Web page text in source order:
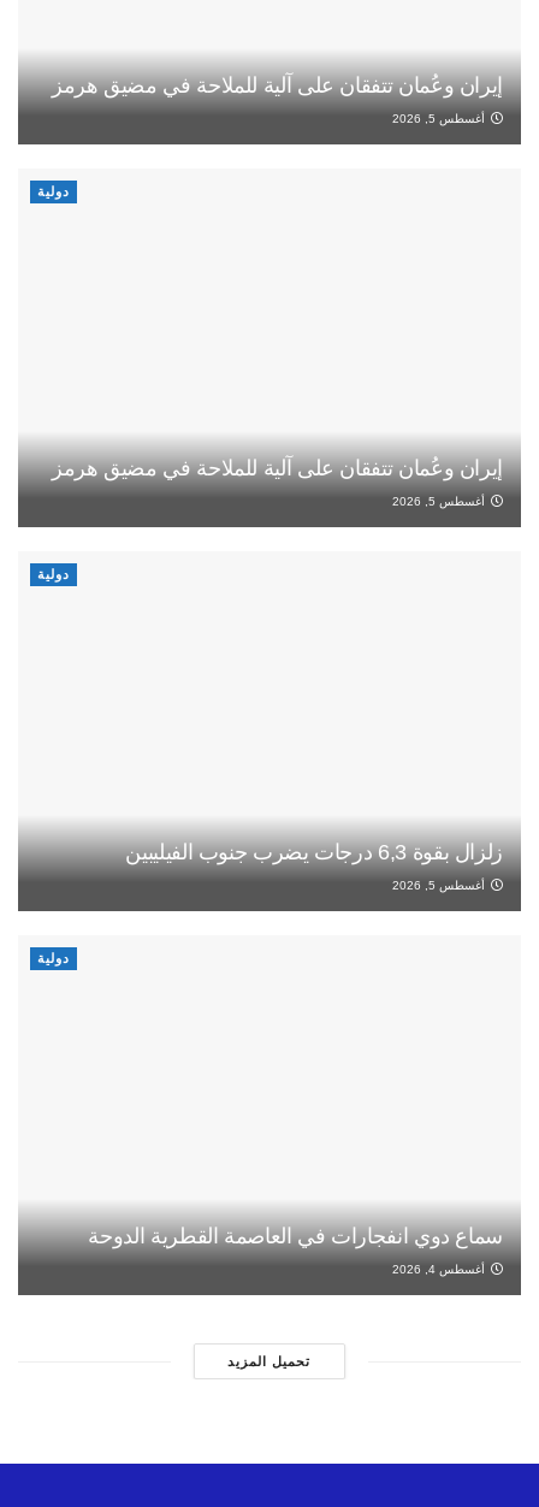
إيران وعُمان تتفقان على آلية للملاحة في مضيق هرمز
أغسطس 5, 2026
دولية
إيران وعُمان تتفقان على آلية للملاحة في مضيق هرمز
أغسطس 5, 2026
دولية
زلزال بقوة 6,3 درجات يضرب جنوب الفيليبين
أغسطس 5, 2026
دولية
سماع دوي انفجارات في العاصمة القطرية الدوحة
أغسطس 4, 2026
تحميل المزيد